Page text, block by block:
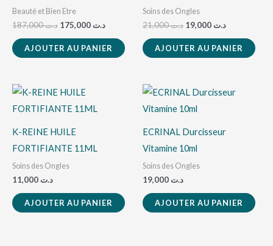
Beauté et Bien Etre
د.ت187,000 د.ت
AJOUTER AU PANIER
Soins des Ongles
د.ت21,000 د.ت
AJOUTER AU PANIER
K-REINE HUILE
FORTIFIANTE 11ML
Soins des Ongles
د.ت
AJOUTER AU PANIER
ECRINAL Durcisseur
Vitamine 10ml
Soins des Ongles
د.ت
AJOUTER AU PANIER